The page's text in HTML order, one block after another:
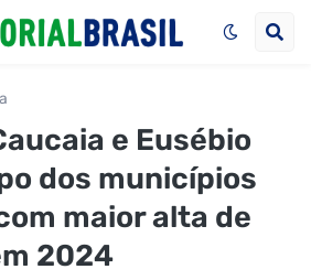
e Eusébio
dos municípios
maior alta de
2024